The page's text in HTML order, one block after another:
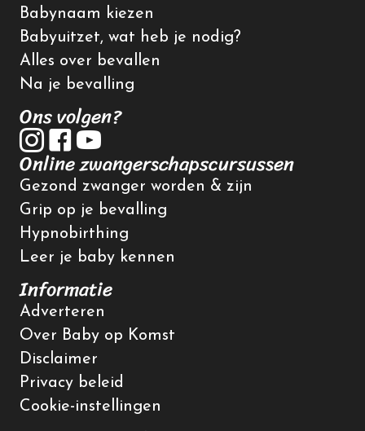
Babynaam kiezen
Babyuitzet, wat heb je nodig?
Alles over bevallen
Na je bevalling
Ons volgen?
Online zwangerschapscursussen
Gezond zwanger worden & zijn
Grip op je bevalling
Hypnobirthing
Leer je baby kennen
Informatie
Adverteren
Over Baby op Komst
Disclaimer
Privacy beleid
Cookie-instellingen